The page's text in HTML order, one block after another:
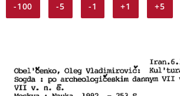
-100 -5 -1 +1 +5